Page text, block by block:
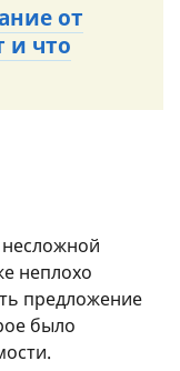
от
и что
неплохо
предложение
было